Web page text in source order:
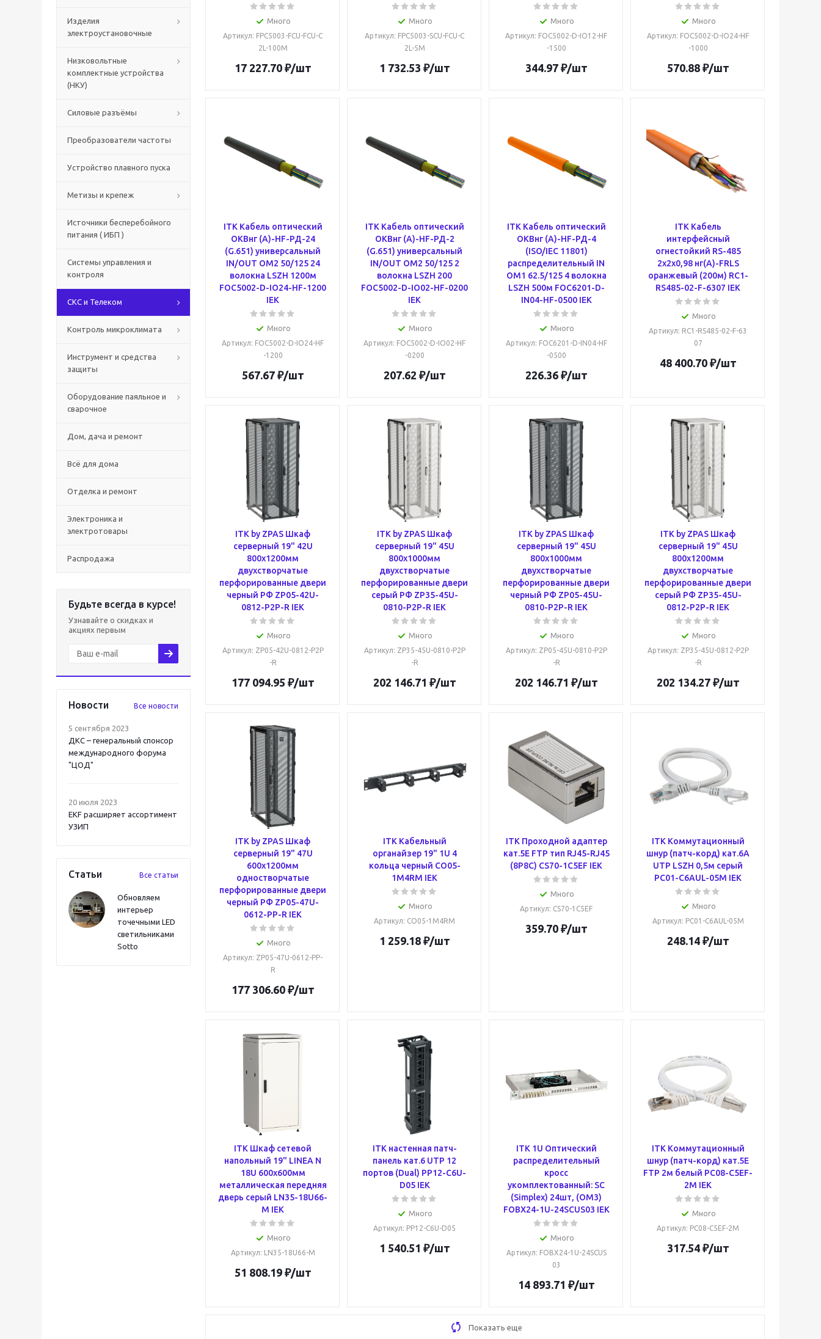
Изделия
электроустановочные
Низковольтные
комплектные устройства
(НКУ)
Силовые разъёмы
Преобразователи частоты
Устройство плавного пуска
Метизы и крепеж
Источники бесперебойного
питания ( ИБП )
Системы управления и
контроля
СКС и Телеком
Контроль микроклимата
Инструмент и средства
защиты
Оборудование паяльное и
сварочное
Дом, дача и ремонт
Всё для дома
Отделка и ремонт
Электроника и
электротовары
Распродажа
Будьте всегда в курсе!
Узнавайте о скидках и
акциях первым
Новости Все новости
5 сентября 2023
ДКС – генеральный спонсор
международного форума
"ЦОД"
20 июля 2023
EKF расширяет ассортимент
УЗИП
Статьи Все статьи
Обновляем
интерьер
точечными LED
светильниками
Sotto
Много
Артикул: FPC5003-FCU-FCU-C
2L-100M
17 227.70₽/шт
Много
Артикул: FPC5003-SCU-FCU-C
2L-5M
1 732.53 ₽/шт
Много
Артикул: FOC5002-D-IO12-HF
-1500
344.97₽/шт
Много
Артикул: FOC5002-D-IO24-HF
-1000
570.88₽/шт
ITK Кабель оптический
ОКВнг (А)-HF-РД-24
(G.651) универсальный
IN/OUT OM2 50/125 24
волокна LSZH 1200м
FOC5002-D-IO24-HF-1200
IEK
Много
Артикул: FOC5002-D-IO24-HF
-1200
567.67₽/шт
ITK Кабель оптический
ОКВнг (А)-HF-РД-2
(G.651) универсальный
IN/OUT OM2 50/125 2
волокна LSZH 200
FOC5002-D-IO02-HF-0200
IEK
Много
Артикул: FOC5002-D-IO02-HF
-0200
207.62 ₽/шт
ITK Кабель оптический
ОКВнг (А)-HF-РД-4
(ISO/IEC 11801)
распределительный IN
OM1 62.5/125 4 волокна
LSZH 500м FOC6201-D-
IN04-HF-0500 IEK
Много
Артикул: FOC6201-D-IN04-HF
-0500
226.36₽/шт
ITK Кабель
интерфейсный
огнестойкий RS-485
2х2х0,98 нг(А)-FRLS
оранжевый (200м) RC1-
RS485-02-F-6307 IEK
Много
Артикул: RC1-RS485-02-F-63
07
48 400.70₽/шт
ITK by ZPAS Шкаф
серверный 19" 42U
800х1200мм
двухстворчатые
перфорированные двери
черный РФ ZP05-42U-
0812-P2P-R IEK
Много
Артикул: ZP05-42U-0812-P2P
-R
177 094.95 ₽/шт
ITK by ZPAS Шкаф
серверный 19" 45U
800х1000мм
двухстворчатые
перфорированные двери
серый РФ ZP35-45U-
0810-P2P-R IEK
Много
Артикул: ZP35-45U-0810-P2P
-R
202 146.71 ₽/шт
ITK by ZPAS Шкаф
серверный 19" 45U
800х1000мм
двухстворчатые
перфорированные двери
черный РФ ZP05-45U-
0810-P2P-R IEK
Много
Артикул: ZP05-45U-0810-P2P
-R
202 146.71 ₽/шт
ITK by ZPAS Шкаф
серверный 19" 45U
800х1200мм
двухстворчатые
перфорированные двери
серый РФ ZP35-45U-
0812-P2P-R IEK
Много
Артикул: ZP35-45U-0812-P2P
-R
202 134.27₽/шт
ITK by ZPAS Шкаф
серверный 19" 47U
600х1200мм
одностворчатые
перфорированные двери
черный РФ ZP05-47U-
0612-PP-R IEK
Много
Артикул: ZP05-47U-0612-PP-
R
177 306.60₽/шт
ITK Кабельный
органайзер 19" 1U 4
кольца черный CO05-
1M4RM IEK
Много
Артикул: CO05-1M4RM
1 259.18₽/шт
ITK Проходной адаптер
кат.5E FTP тип RJ45-RJ45
(8P8C) CS70-1C5EF IEK
Много
Артикул: CS70-1C5EF
359.70₽/шт
ITK Коммутационный
шнур (патч-корд) кат.6А
UTP LSZH 0,5м серый
PC01-C6AUL-05M IEK
Много
Артикул: PC01-C6AUL-05M
248.14₽/шт
ITK Шкаф сетевой
напольный 19" LINEA N
18U 600х600мм
металлическая передняя
дверь серый LN35-18U66-
M IEK
Много
Артикул: LN35-18U66-M
51 808.19₽/шт
ITK настенная патч-
панель кат.6 UTP 12
портов (Dual) PP12-C6U-
D05 IEK
Много
Артикул: PP12-C6U-D05
1 540.51 ₽/шт
ITK 1U Оптический
распределительный
кросс
укомплектованный: SC
(Simplex) 24шт, (OM3)
FOBX24-1U-24SCUS03 IEK
Много
Артикул: FOBX24-1U-24SCUS
03
14 893.71 ₽/шт
ITK Коммутационный
шнур (патч-корд) кат.5E
FTP 2м белый PC08-C5EF-
2M IEK
Много
Артикул: PC08-C5EF-2M
317.54₽/шт
Показать еще